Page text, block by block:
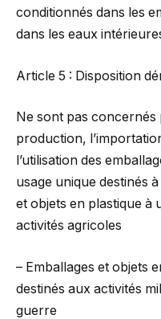
conditionnés dans les
dans les eaux
Article 5 : Disposition
Ne sont pas
production,
l’utilisation des
usage unique destinés
et objets en plastique à
activités agricoles
– Emballages et objets
destinés aux activités
guerre